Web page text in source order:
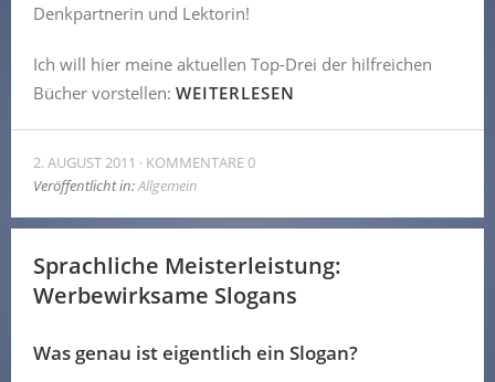
Denkpartnerin und Lektorin!
Ich will hier meine aktuellen Top-Drei der hilfreichen
Bücher vorstellen: WEITERLESEN
2. AUGUST 2011
KOMMENTARE 0
Veröffentlicht in:Allgemein
Sprachliche Meisterleistung:
Werbewirksame Slogans
Was genau ist eigentlich ein Slogan?